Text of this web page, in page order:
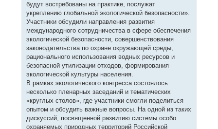
будут востребованы на практике, послужат
укреплению глобальной экологической безопасности».
Участники обсудили направления развития
международного сотрудничества в сфере обеспечения
экологической безопасности, совершенствования
законодательства по охране окружающей среды,
рационального использования водных ресурсов и
безопасной утилизации отходов, формирования
экологической культуры населения.
В рамках экологического конгресса состоялось
несколько пленарных заседаний и тематических
«круглых столов», где участники смогли поделиться
опытом и обсудить важные вопросы. На одной из таких
дискуссий, посвященной развитию системы особо
охраняемых природных территорий Российской